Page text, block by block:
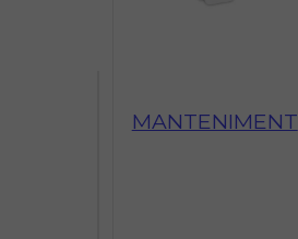
MANTENIMENT